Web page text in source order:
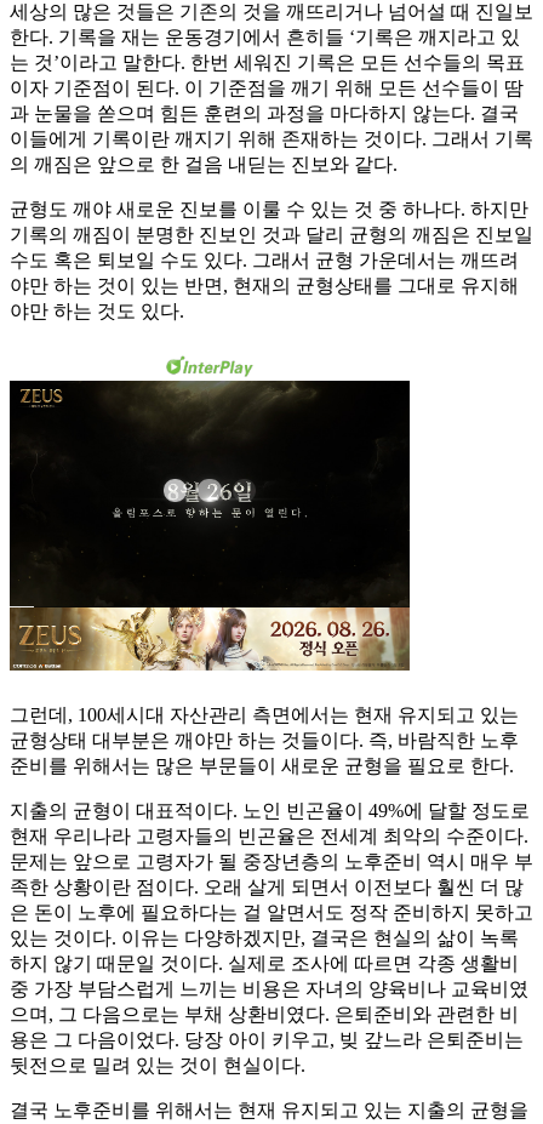
세상의 많은 것들은 기존의 것을 깨뜨리거나 넘어설 때 진일보
한다. 기록을 재는 운동경기에서 흔히들 ‘기록은 깨지라고 있
는 것’이라고 말한다. 한번 세워진 기록은 모든 선수들의 목표
이자 기준점이 된다. 이 기준점을 깨기 위해 모든 선수들이 땀
과 눈물을 쏟으며 힘든 훈련의 과정을 마다하지 않는다. 결국
이들에게 기록이란 깨지기 위해 존재하는 것이다. 그래서 기록
의 깨짐은 앞으로 한 걸음 내딛는 진보와 같다.
균형도 깨야 새로운 진보를 이룰 수 있는 것 중 하나다. 하지만
기록의 깨짐이 분명한 진보인 것과 달리 균형의 깨짐은 진보일
수도 혹은 퇴보일 수도 있다. 그래서 균형 가운데서는 깨뜨려
야만 하는 것이 있는 반면, 현재의 균형상태를 그대로 유지해
야만 하는 것도 있다.
그런데, 100세시대 자산관리 측면에서는 현재 유지되고 있는
균형상태 대부분은 깨야만 하는 것들이다. 즉, 바람직한 노후
준비를 위해서는 많은 부문들이 새로운 균형을 필요로 한다.
지출의 균형이 대표적이다. 노인 빈곤율이 49%에 달할 정도로
현재 우리나라 고령자들의 빈곤율은 전세계 최악의 수준이다.
문제는 앞으로 고령자가 될 중장년층의 노후준비 역시 매우 부
족한 상황이란 점이다. 오래 살게 되면서 이전보다 훨씬 더 많
은 돈이 노후에 필요하다는 걸 알면서도 정작 준비하지 못하고
있는 것이다. 이유는 다양하겠지만, 결국은 현실의 삶이 녹록
하지 않기 때문일 것이다. 실제로 조사에 따르면 각종 생활비
중 가장 부담스럽게 느끼는 비용은 자녀의 양육비나 교육비였
으며, 그 다음으로는 부채 상환비였다. 은퇴준비와 관련한 비
용은 그 다음이었다. 당장 아이 키우고, 빚 갚느라 은퇴준비는
뒷전으로 밀려 있는 것이 현실이다.
결국 노후준비를 위해서는 현재 유지되고 있는 지출의 균형을